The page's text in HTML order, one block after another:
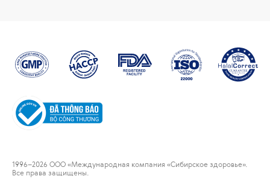
1996–2026 ООО «Международная компания «Сибирское здоровье».
Все права защищены.